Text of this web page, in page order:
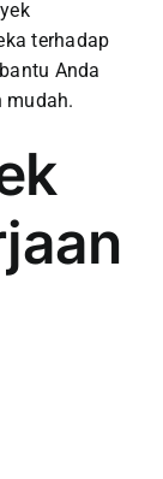
terhadap
Anda
mudah.